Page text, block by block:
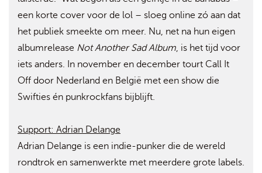
een korte cover voor de lol – sloeg online zó aan dat
het publiek smeekte om meer. Nu, net na hun eigen
albumrelease Not Another Sad Album, is het tijd voor
iets anders. In november en december tourt Call It
Off door Nederland en België met een show die
Swifties én punkrockfans bijblijft.
Support: Adrian Delange
Adrian Delange is een indie-punker die de wereld
rondtrok en samenwerkte met meerdere grote labels.